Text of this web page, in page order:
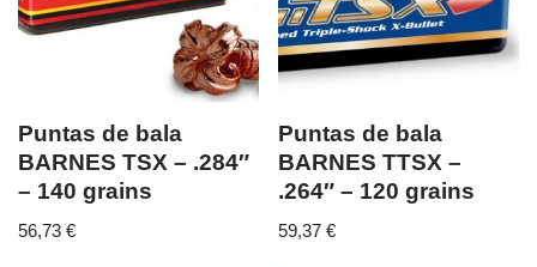
Puntas de bala
BARNES TSX – .284″
– 140 grains
56,73 €
Puntas de bala
BARNES TTSX –
.264″ – 120 grains
59,37€